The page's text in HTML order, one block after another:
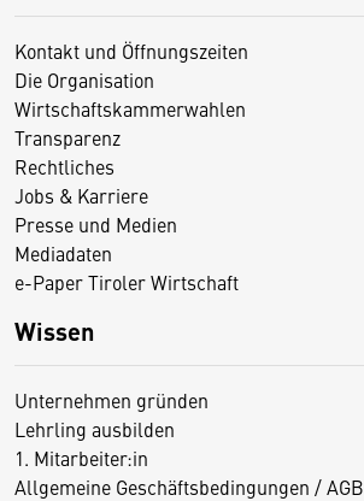
Kontakt und Öffnungszeiten
Die Organisation
Wirtschaftskammerwahlen
Transparenz
Rechtliches
Jobs & Karriere
Presse und Medien
Mediadaten
e-Paper Tiroler Wirtschaft
Wissen
Unternehmen gründen
Lehrling ausbilden
1. Mitarbeiter:in
Allgemeine Geschäftsbedingungen / AGB